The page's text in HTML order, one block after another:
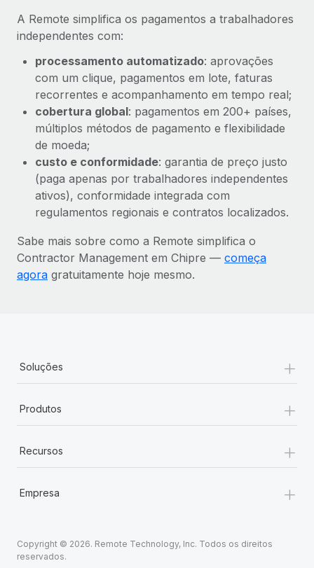
A Remote simplifica os pagamentos a trabalhadores
independentes com:
processamento automatizado: aprovações
com um clique, pagamentos em lote, faturas
recorrentes e acompanhamento em tempo real;
cobertura global: pagamentos em 200+ países,
múltiplos métodos de pagamento e flexibilidade
de moeda;
custo e conformidade: garantia de preço justo
(paga apenas por trabalhadores independentes
ativos), conformidade integrada com
regulamentos regionais e contratos localizados.
Sabe mais sobre como a Remote simplifica o
Contractor Management em Chipre — começa
agora gratuitamente hoje mesmo.
Soluções +
Produtos +
Recursos +
Empresa +
Copyright © 2026. Remote Technology, Inc. Todos os direitos
reservados.